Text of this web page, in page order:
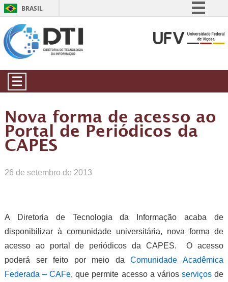
BRASIL
Comunica BR
☰
Nova forma de acesso ao
Portal de Periódicos da
CAPES
26 de setembro de 2013
A Diretoria de Tecnologia da Informação acaba de
disponibilizar à comunidade universitária, nova forma de
acesso ao portal de periódicos da CAPES. O acesso
poderá ser feito por meio daComunidade Acadêmica
Federada – CAFe, que permite acesso a vários serviçosde